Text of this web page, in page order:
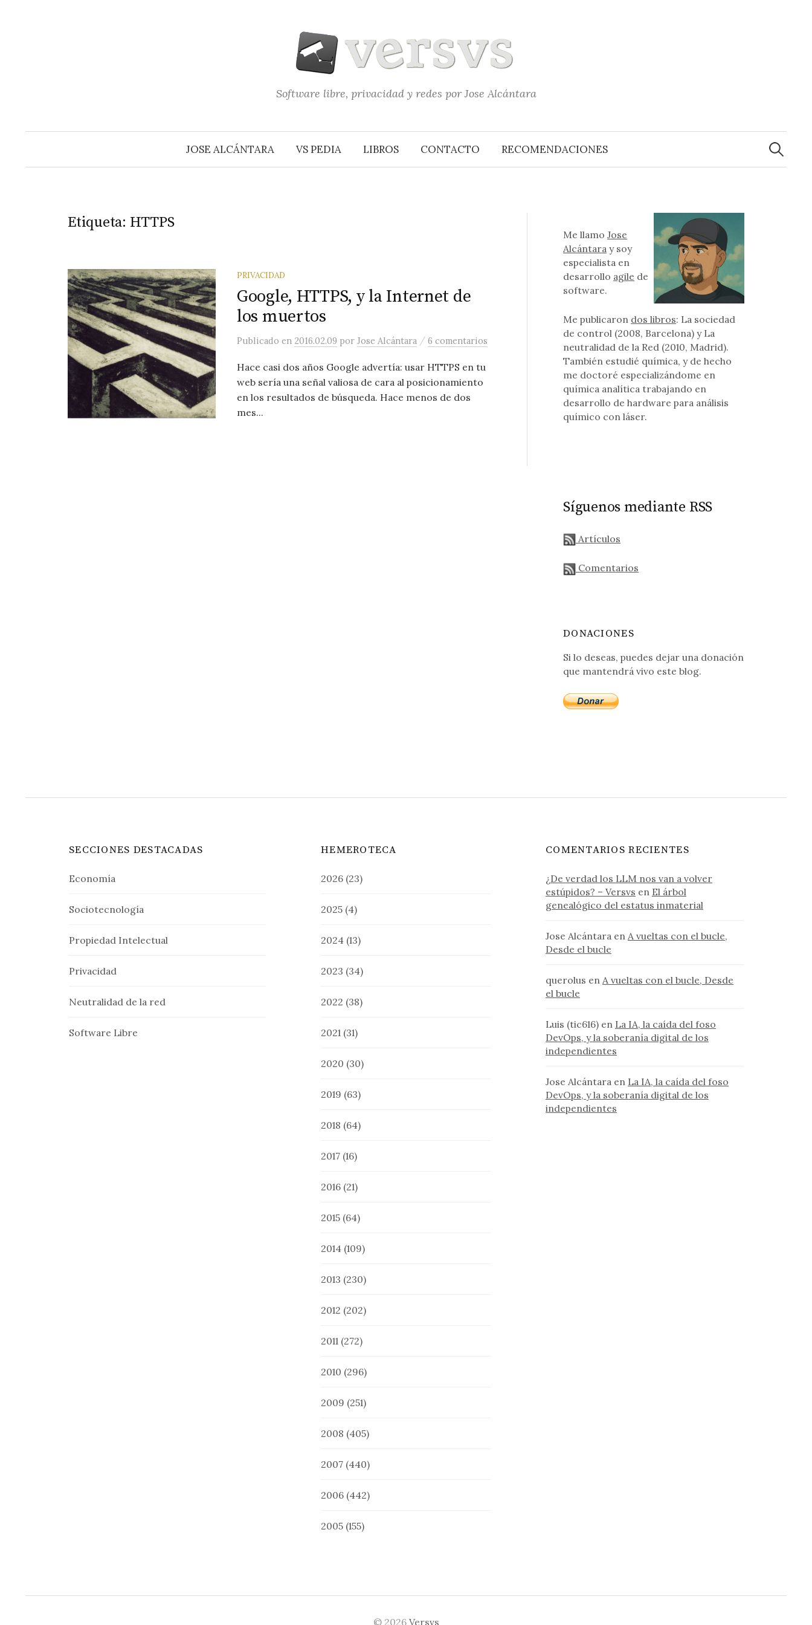
Software libre, privacidad y redes por Jose Alcántara
JOSE ALCÁNTARA VS PEDIA LIBROS CONTACTO RECOMENDACIONES
Buscar:
Etiqueta: HTTPS
PRIVACIDAD
Google, HTTPS, y la Internet de
los muertos
Publicado en 2016.02.09 por Jose Alcántara / 6 comentarios
Hace casi dos años Google advertía: usar HTTPS en tu
web sería una señal valiosa de cara al posicionamiento
en los resultados de búsqueda. Hace menos de dos
mes...
Me llamoJose
Alcántara y soy
especialista en
desarrollo agile de
software.
Me publicaron dos libros: La sociedad
de control (2008, Barcelona) y La
neutralidad de la Red (2010, Madrid).
También estudié química, y de hecho
me doctoré especializándome en
química analítica trabajando en
desarrollo de hardware para análisis
químico con láser.
Síguenos mediante RSS
Artículos
Comentarios
DONACIONES
Si lo deseas, puedes dejar una donación
que mantendrá vivo este blog.
SECCIONES DESTACADAS
Economía
Sociotecnología
Propiedad Intelectual
Privacidad
Neutralidad de la red
Software Libre
HEMEROTECA
2026 (23)
2025 (4)
2024 (13)
2023 (34)
2022 (38)
2021 (31)
2020 (30)
2019 (63)
2018 (64)
2017 (16)
2016 (21)
2015 (64)
2014 (109)
2013 (230)
2012 (202)
2011 (272)
2010 (296)
2009 (251)
2008 (405)
2007 (440)
2006 (442)
2005 (155)
COMENTARIOS RECIENTES
¿De verdad los LLM nos van a volver
estúpidos? – Versvs en El árbol
genealógico del estatus inmaterial
Jose Alcántara en A vueltas con el bucle,
Desde el bucle
querolus en A vueltas con el bucle, Desde
el bucle
Luis (tic616) en La IA, la caída del foso
DevOps, y la soberanía digital de los
independientes
Jose Alcántara en La IA, la caída del foso
DevOps, y la soberanía digital de los
independientes
© 2026 Versvs